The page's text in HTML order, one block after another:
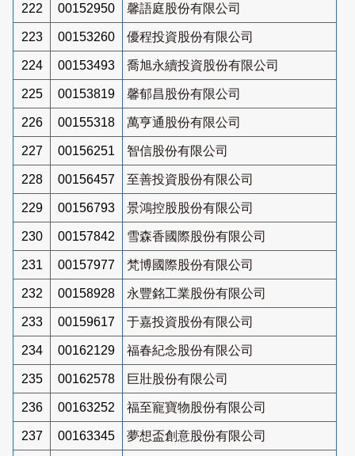
222 00152950 馨語庭股份有限公司
223 00153260 優程投資股份有限公司
224 00153493 喬旭永續投資股份有限公司
225 00153819 馨郁昌股份有限公司
226 00155318 萬亨通股份有限公司
227 00156251 智信股份有限公司
228 00156457 至善投資股份有限公司
229 00156793 景鴻控股股份有限公司
230 00157842 雪森香國際股份有限公司
231 00157977 梵博國際股份有限公司
232 00158928 永豐銘工業股份有限公司
233 00159617 于嘉投資股份有限公司
234 00162129 福春紀念股份有限公司
235 00162578 巨壯股份有限公司
236 00163252 福至寵寶物股份有限公司
237 00163345 夢想盃創意股份有限公司